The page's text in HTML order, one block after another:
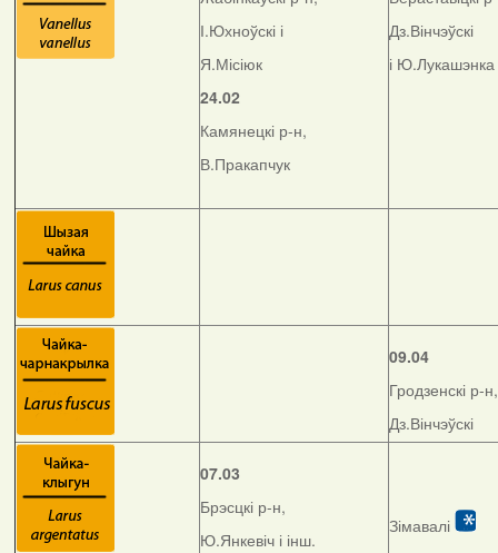
І.Юхноўскі і
Я.Місіюк
24.02
Камянецкі р-н,
В.Пракапчук
Дз.Вінчэўскі
і Ю.Лукашэнка
09.04
Гродзенскі р-н,
Дз.Вінчэўскі
07.03
Брэсцкі р-н,
Ю.Янкевіч і інш.
Зімавалі